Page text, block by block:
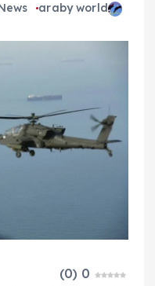
araby world
0
(
0
)